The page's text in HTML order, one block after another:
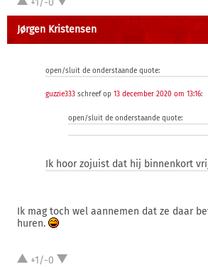
Jørgen Kristensen
open/sluit de onderstaande quote:
guzzie333 schreef op 13 december 2020 om 13:16:
open/sluit de onderstaande quote:
Ik hoor zojuist dat hij binnenkort
Ik mag toch wel aannemen dat ze daar
huren.
+1/-0